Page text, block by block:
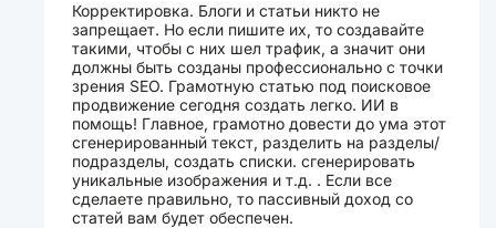
Корректировка. Блоги и статьи никто не
запрещает. Но если пишите их, то создавайте
такими, чтобы с них шел трафик, а значит они
должны быть созданы профессионально с точки
зрения SEO. Грамотную статью под поисковое
продвижение сегодня создать легко. ИИ в
помощь! Главное, грамотно довести до ума этот
сгенерированный текст, разделить на разделы/
подразделы, создать списки. сгенерировать
уникальные изображения и т.д. . Если все
сделаете правильно, то пассивный доход со
статей вам будет обеспечен.